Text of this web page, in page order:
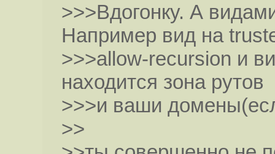
>>>Вдогонку. А
Например вид на
>>>allow-recursion и
находится зона рутов
>>>и ваши
>>